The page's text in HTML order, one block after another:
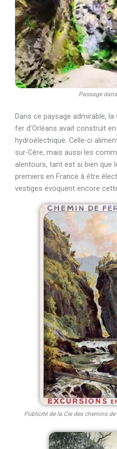
Passage
Dans ce paysage admirable,
fer d’Orléans avait construit
hydroélectrique. Celle-ci
sur-Cère, mais aussi les
alentours, tant est si bien que
premiers en France à être
vestiges évoquent encore
Publicité de la Cie des chemins